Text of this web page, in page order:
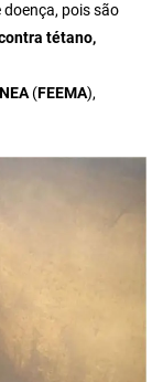
pois são
tétano,
(FEEMA),